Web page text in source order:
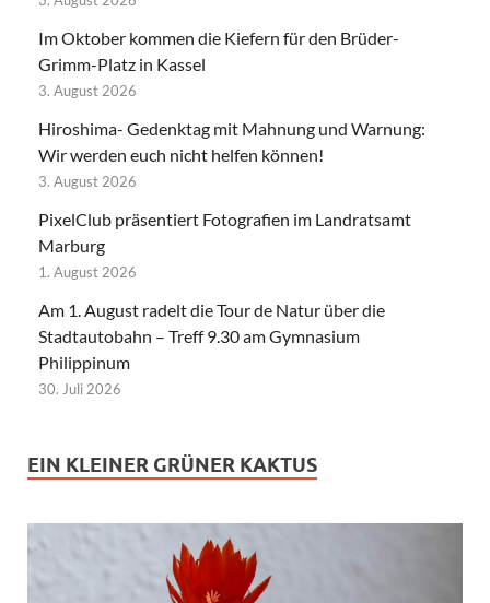
Im Oktober kommen die Kiefern für den Brüder-
Grimm-Platz in Kassel
3. August 2026
Hiroshima- Gedenktag mit Mahnung und Warnung:
Wir werden euch nicht helfen können!
3. August 2026
PixelClub präsentiert Fotografien im Landratsamt
Marburg
1. August 2026
Am 1. August radelt die Tour de Natur über die
Stadtautobahn – Treff 9.30 am Gymnasium
Philippinum
30. Juli 2026
EIN KLEINER GRÜNER KAKTUS